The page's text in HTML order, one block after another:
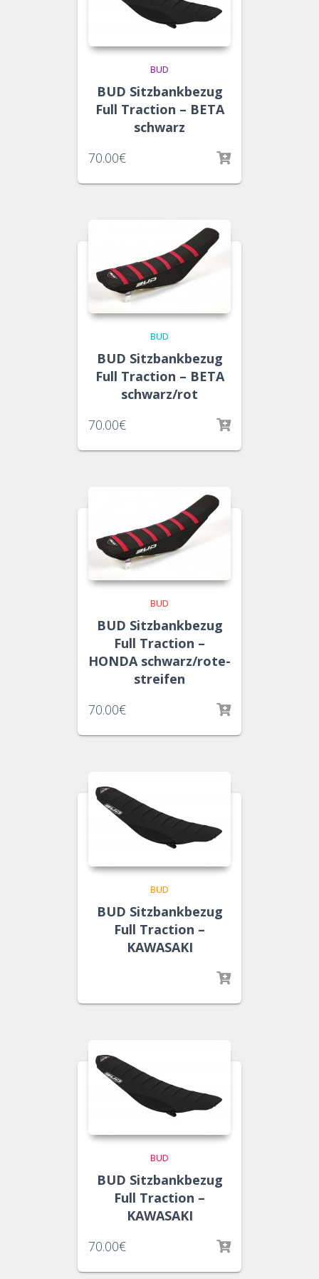
BUD
BUD Sitzbankbezug
Full Traction – BETA
schwarz
70.00€
BUD
BUD Sitzbankbezug
Full Traction – BETA
schwarz/rot
70.00€
BUD
BUD Sitzbankbezug
Full Traction –
HONDA schwarz/rote-
streifen
70.00€
BUD
BUD Sitzbankbezug
Full Traction –
KAWASAKI
BUD
BUD Sitzbankbezug
Full Traction –
KAWASAKI
70.00€